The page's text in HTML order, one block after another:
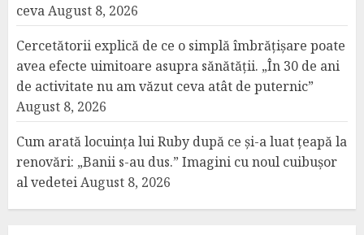
cevaAugust 8, 2026
Cercetătorii explică de ce o simplă îmbrățișare poate
avea efecte uimitoare asupra sănătății. „În 30 de ani
de activitate nu am văzut ceva atât de puternic”
August 8, 2026
Cum arată locuința lui Ruby după ce și-a luat țeapă la
renovări: „Banii s-au dus.” Imagini cu noul cuibușor
al vedeteiAugust 8, 2026